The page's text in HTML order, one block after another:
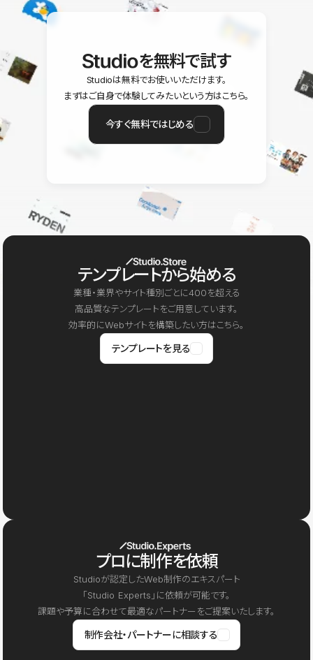
を無料で試す
Studioは無料でお使いいただけます。
まずはご自身で体験してみたいという方はこちら。
今すぐ無料ではじめる
テンプレートから始める
業種・業界やサイト種別ごとに400を超える
高品質なテンプレートをご用意しています。
効率的にWebサイトを構築したい方はこちら。
テンプレートを見る
プロに制作を依頼
Studioが認定したWeb制作のエキスパート
「Studio Experts」に依頼が可能です。
課題や予算に合わせて最適なパートナーをご提案いたします。
制作会社・パートナーに相談する